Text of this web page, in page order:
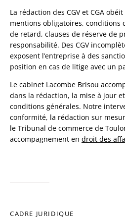
La rédaction des CGV et CGA
mentions obligatoires, conditions
de retard, clauses de réserve de
responsabilité. Des CGV
exposent l’entreprise à des
position en cas de litige avec un
Le cabinet Lacombe Brisou
dans la rédaction, la mise à jour
conditions générales. Notre
conformité, la rédaction sur
le Tribunal de commerce de
accompagnement en droit des
CADRE JURIDIQUE